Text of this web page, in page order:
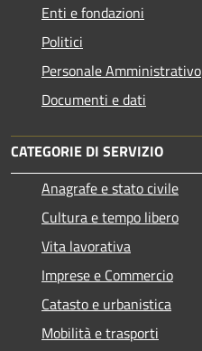
Enti e fondazioni
Politici
Personale Amministrativo
Documenti e dati
CATEGORIE DI SERVIZIO
Anagrafe e stato civile
Cultura e tempo libero
Vita lavorativa
Imprese e Commercio
Catasto e urbanistica
Mobilità e trasporti